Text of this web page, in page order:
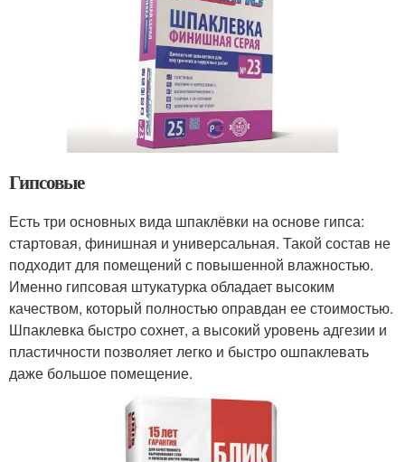
Гипсовые
Есть три основных вида шпаклёвки на основе гипса:
стартовая, финишная и универсальная. Такой состав не
подходит для помещений с повышенной влажностью.
Именно гипсовая штукатурка обладает высоким
качеством, который полностью оправдан ее стоимостью.
Шпаклевка быстро сохнет, а высокий уровень адгезии и
пластичности позволяет легко и быстро ошпаклевать
даже большое помещение.